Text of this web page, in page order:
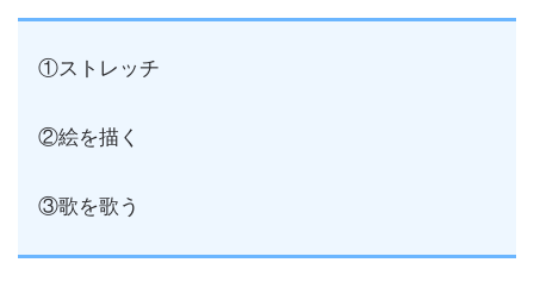
①ストレッチ
②絵を描く
③歌を歌う